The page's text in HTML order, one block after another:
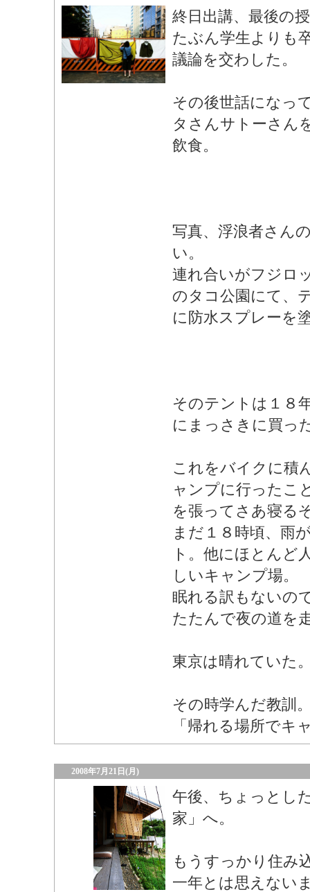
終日出講、最後の
たぶん学生よりも
議論を交わした。
その後世話になっ
タさんサトーさん
飲食。
写真、浮浪者さん
い。
連れ合いがフジロ
のタコ公園にて、
に防水スプレーを
そのテントは１８
にまっさきに買っ
これをバイクに積
ャンプに行ったこ
を張ってさあ寝る
まだ１８時頃、雨
ト。他にほとんど
しいキャンプ場。
眠れる訳もないの
たたんで夜の道を
東京は晴れていた
その時学んだ教訓
「帰れる場所で
2008年7月21日(月)
午後、ちょっとし
家」へ。
もうすっかり住み
一年とは思えない